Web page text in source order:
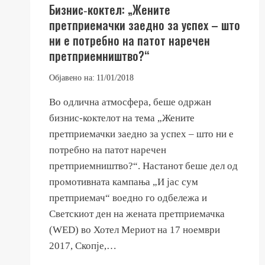
Бизнис‐коктел: „Жените
претприемачки заедно за успех – што
ни е потребно на патот наречен
претприемништво?“
Објавено на: 11/01/2018
Во одлична атмосфера, беше одржан
бизнис‐коктелот на тема „Жените
претприемачки заедно за успех – што ни е
потребно на патот наречен
претприемништво?“. Настанот беше дел од
промотивната кампања „И јас сум
претприемач“ воедно го одбележа и
Светскиот ден на жената претприемачка
(WED) во Хотел Мериот на 17 ноември
2017, Скопје,…